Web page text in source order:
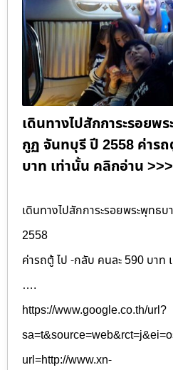
เดินทางไปสักการะรอยพ
กูฏ จันทบุรี ปี 2558 ค่าร
บาท เท่านั้น คลิกอ่าน
เดินทางไปสักการะรอยพระพุทธ
2558
ค่ารถตู้ ไป -กลับ คนละ 590 บาท
….
https://www.google.co.th/url?
url=http://www.xn-